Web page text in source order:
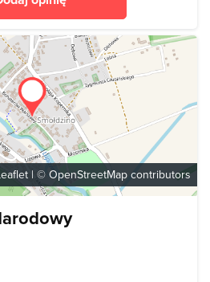
| © OpenStreetMap contributors